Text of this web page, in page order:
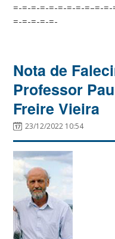
=-=-=-=-=-=-=-=-=–=-
=-=-=-=-=-
Nota de
Professor
Freire Vieira
23/12/2022 10:54